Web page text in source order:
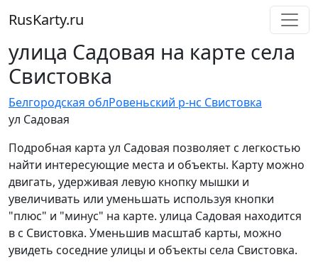
RusKarty.ru
улица Садовая на карте села
Свистовка
Белгородская облРовеньский р-нс Свистовка
ул Садовая
Подробная карта ул Садовая позволяет с легкостью
найти интересующие места и объекты. Карту можно
двигать, удерживая левую кнопку мышки и
увеличивать или уменьшать используя кнопки
"плюс" и "минус" на карте. улица Садовая находится
в с Свистовка. Уменьшив масштаб карты, можно
увидеть соседние улицы и объекты села Свистовка.